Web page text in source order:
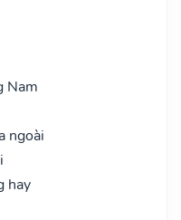
Nam
ngoài
hay